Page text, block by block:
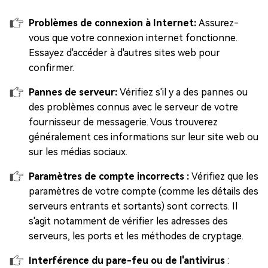
Problèmes de connexion à Internet: Assurez-
vous que votre connexion internet fonctionne.
Essayez d'accéder à d'autres sites web pour
confirmer.
Pannes de serveur: Vérifiez s'il y a des pannes ou
des problèmes connus avec le serveur de votre
fournisseur de messagerie. Vous trouverez
généralement ces informations sur leur site web ou
sur les médias sociaux.
Paramètres de compte incorrects : Vérifiez que les
paramètres de votre compte (comme les détails des
serveurs entrants et sortants) sont corrects. Il
s'agit notamment de vérifier les adresses des
serveurs, les ports et les méthodes de cryptage.
Interférence du pare-feu ou de l'antivirus :